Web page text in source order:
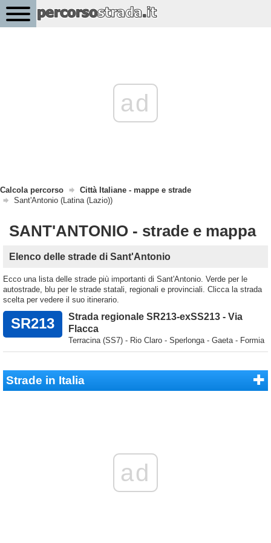
ad
Calcola percorso
Città Italiane - mappe e strade
Sant'Antonio (Latina (Lazio))
SANT'ANTONIO - strade e mappa
Elenco delle strade di Sant'Antonio
Ecco una lista delle strade più importanti di Sant'Antonio. Verde per le
autostrade, blu per le strade statali, regionali e provinciali. Clicca la strada
scelta per vedere il suo itinerario.
SR213
Strada regionale SR213-exSS213 - Via
Flacca
Terracina (SS7) - Rio Claro - Sperlonga - Gaeta - Formia
Strade in Italia
ad